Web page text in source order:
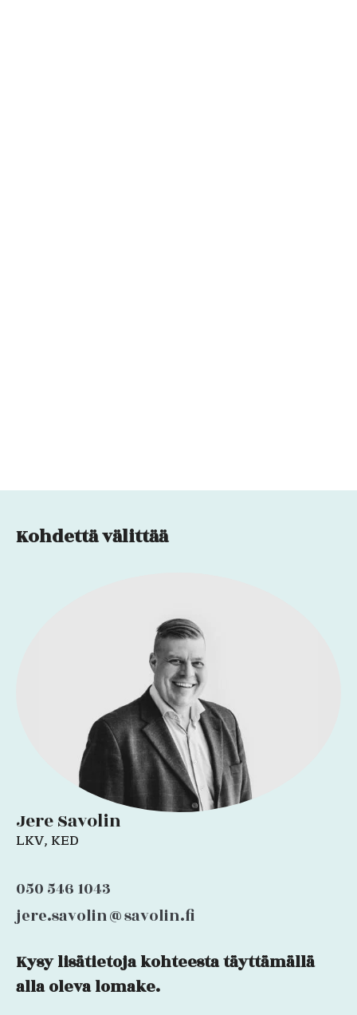
Kohdettä välittää
Jere Savolin
LKV, KED
050 546 1043
jere.savolin@savolin.fi
Email
Kysy lisätietoja kohteesta täyttämällä
alla oleva lomake.